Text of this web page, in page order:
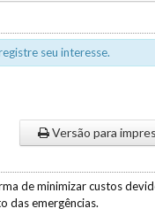
seu interesse.
Versão para
de minimizar custos
das emergências.